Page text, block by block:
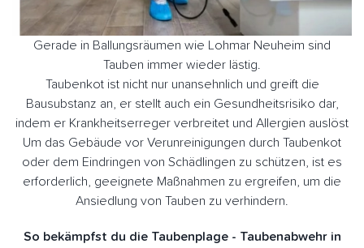
Gerade in Ballungsräumen wie Lohmar Neuheim sind
Tauben immer wieder lästig.
Taubenkot ist nicht nur unansehnlich und greift die
Bausubstanz an, er stellt auch ein Gesundheitsrisiko dar,
indem er Krankheitserreger verbreitet und Allergien auslöst
Um das Gebäude vor Verunreinigungen durch Taubenkot
oder dem Eindringen von Schädlingen zu schützen, ist es
erforderlich, geeignete Maßnahmen zu ergreifen, um die
Ansiedlung von Tauben zu verhindern.
So bekämpfst du die Taubenplage - Taubenabwehr in